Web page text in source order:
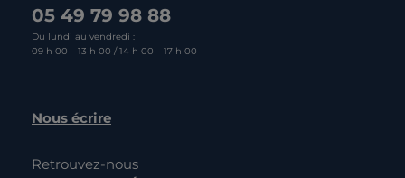
05 49 79 98 88
Du lundi au vendredi :
09 h 00 – 13 h 00 / 14 h 00 – 17 h 00
Nous écrire
Retrouvez-nous